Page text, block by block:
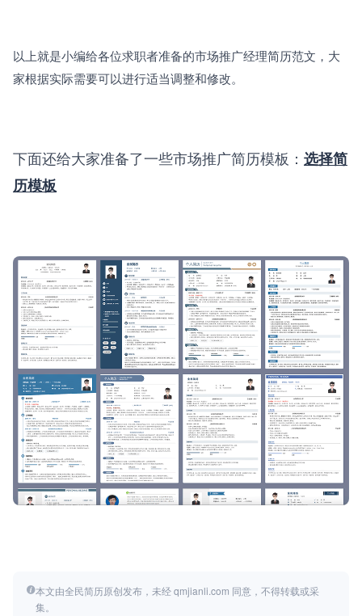
以上就是小编给各位求职者准备的市场推广经理简历范文，大
家根据实际需要可以进行适当调整和修改。
下面还给大家准备了一些市场推广简历模板： 选择简
历模板
本文由全民简历原创发布，未经 qmjianli.com 同意，不得转载或采
集。